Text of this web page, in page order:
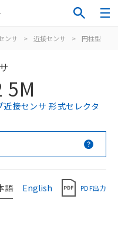
ンサ > 近接センサ > 円柱型
5M
接センサ 形式セレクタ
語 English PDF出力